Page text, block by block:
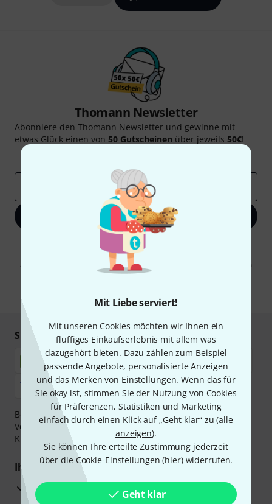
Mit Liebe serviert!
Mit unseren Cookies möchten wir Ihnen ein
fluffiges Einkaufserlebnis mit allem was
dazugehört bieten. Dazu zählen zum Beispiel
passende Angebote, personalisierte Anzeigen
und das Merken von Einstellungen. Wenn das für
Sie okay ist, stimmen Sie der Nutzung von Cookies
für Präferenzen, Statistiken und Marketing
einfach durch einen Klick auf „Geht klar“ zu (alle
anzeigen).
Sie können Ihre erteilte Zustimmung jederzeit
über die Cookie-Einstellungen (hier) widerrufen.
Geht klar
Thomann Newsletter
Abonniere den Thomann Newsletter und gewinne mit
etwas Glück einen von 50 Gutscheinen über jeweils 50€!
Thomann Insights
Jetzt anmelden
Mit Klick auf „Jetzt anmelden“ stimmen Sie dem Erhalt von E-Mail-
Werbung und einer Messung des E-Mail-Nutzungsverhaltens zu. Die
Abmeldung ist jederzeit möglich. Weitere Informationen finden Sie in
unserenDatenschutzhinweisen
Sicher einkaufen & bezahlen
Bezahlen Sie vertraulich und sicher per Nachnahme,
Vorkasse, PayPal, Amazon Pay,Klarna Sofort bezahlen
Klarna Ratenzahlung
oder Kreditkarte.
Ihre Vorteile
3 Jahre Thomann Garantie